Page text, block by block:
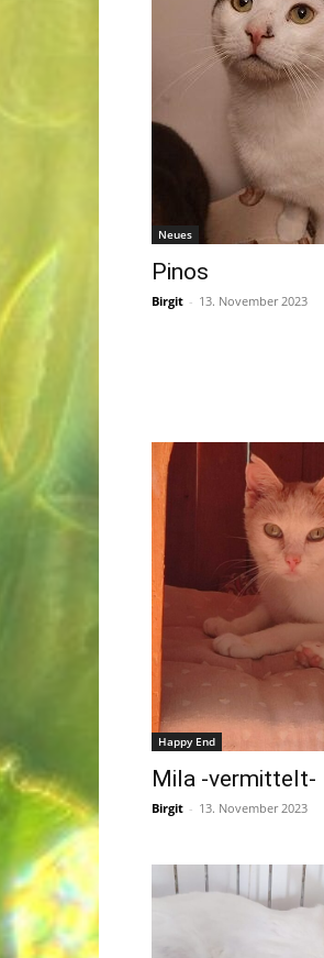
Neues
Pinos
Birgit - 13. November 2023
Happy End
Mila -vermittelt-
Birgit - 13. November 2023